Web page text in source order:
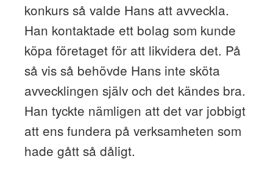
konkurs så valde Hans att avveckla.
Han kontaktade ett bolag som kunde
köpa företaget för att likvidera det. På
så vis så behövde Hans inte sköta
avvecklingen själv och det kändes bra.
Han tyckte nämligen att det var jobbigt
att ens fundera på verksamheten som
hade gått så dåligt.